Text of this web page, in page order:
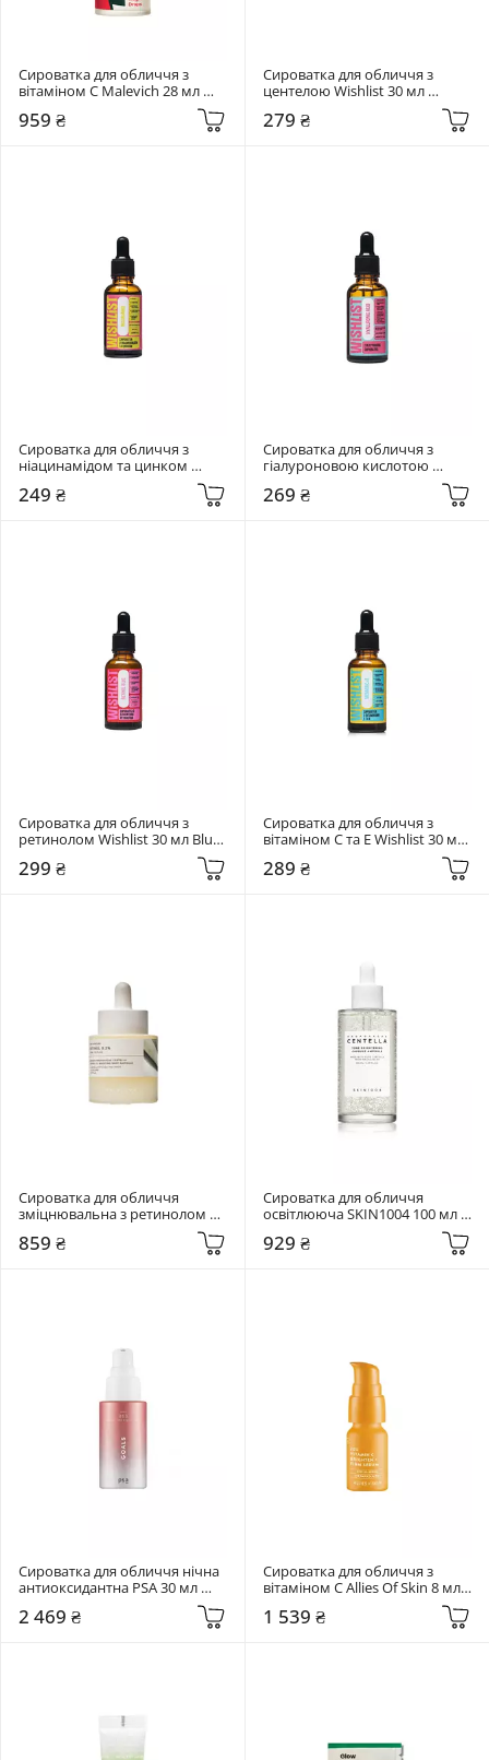
Сироватка для обличчя з
вітаміном C Malevich 28 мл
959 ₴
Сироватка для обличчя з
центелою Wishlist 30 мл
279 ₴
Сироватка для обличчя з
ніацинамідом та цинком
Serum
249 ₴
Сироватка для обличчя з
гіалуроновою кислотою
Wishlist 30 мл Hyaluronic Acid
269 ₴
Сироватка для обличчя з
ретинолом Wishlist 30 мл Blue
299 ₴
Сироватка для обличчя з
вітаміном C та E Wishlist 30 мл
289 ₴
Сироватка для обличчя
зміцнювальна з ретинолом
SKIN1004 30 мл Madagascar
Centella Retinol 0.2 Boosting
859 ₴
Сироватка для обличчя
освітлююча SKIN1004 100 мл
Brightening Capsule Ampoule
929 ₴
Сироватка для обличчя нічна
антиоксидантна PSA 30 мл
Goals Multi Acids & Probiotics
Perfecting Night Serum
2 469 ₴
Сироватка для обличчя з
вітаміном C Allies Of Skin 8 мл
20% Vitamin C Brighten + Firm
Serum
1 539 ₴